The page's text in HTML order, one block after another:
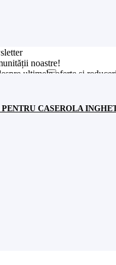
CASEROLA
noastre!
ultimele oferte și